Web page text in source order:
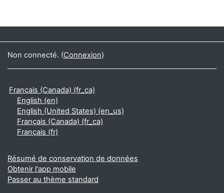
Non connecté. (Connexion)
Français (Canada) ‎(fr_ca)‎
English ‎(en)‎
English (United States) ‎(en_us)‎
Français (Canada) ‎(fr_ca)‎
Français ‎(fr)‎
Résumé de conservation de données
Obtenir l'app mobile
Passer au thème standard